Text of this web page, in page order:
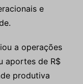
e
a operações
aportes de R$
produtiva